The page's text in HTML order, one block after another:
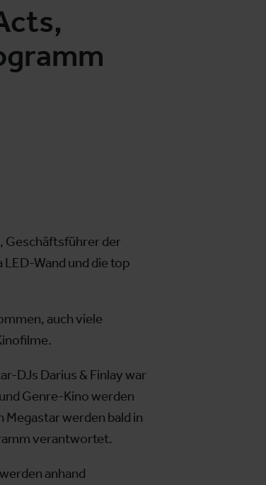
Geschäftsführer der
Wand und die top
auch viele
DJs Darius & Finlay war
Genre-Kino werden
werden bald in
verantwortet.
anhand